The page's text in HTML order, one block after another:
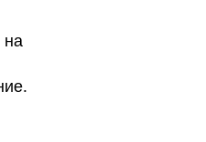
на